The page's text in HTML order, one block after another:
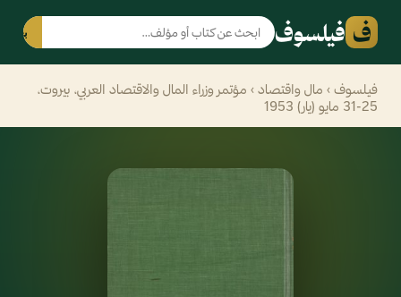
ف فيلسوف بحث
فيلسوف › مال واقتصاد › مؤتمر وزراء المال والاقتصاد العربي، بيروت،
25-31 مايو (يار) 1953